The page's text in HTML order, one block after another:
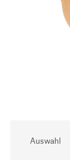
Auswahl